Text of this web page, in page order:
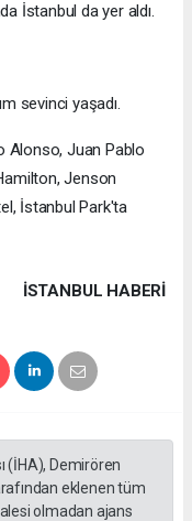
İstanbul da yer aldı.
sevinci yaşadı.
Alonso, Juan Pablo
Jenson
İstanbul Park'ta
İSTANBUL HABERİ
(İHA), Demirören
eklenen tüm
olmadan ajans